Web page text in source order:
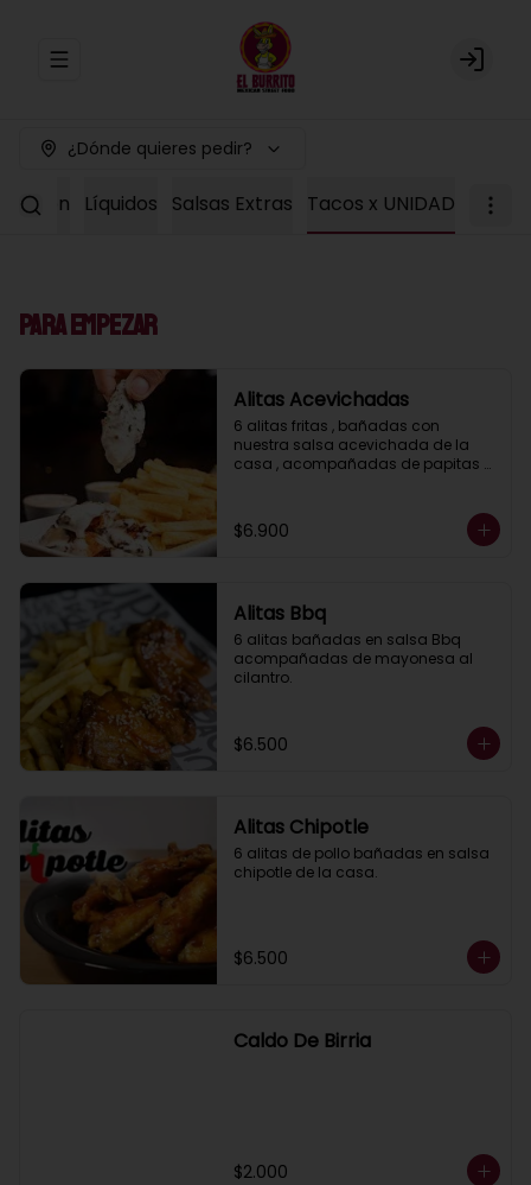
Abrir menu de navegación Login
¿Dónde quieres pedir?
Líquidos Salsas Extras Tacos x UNIDAD
Para Empezar
Alitas Acevichadas
6 alitas fritas , bañadas con
nuestra salsa acevichada de la
casa , acompañadas de papitas
$6.900
Alitas Bbq
6 alitas bañadas en salsa Bbq
acompañadas de mayonesa al
cilantro.
$6.500
Alitas Chipotle
6 alitas de pollo bañadas en salsa
chipotle de la casa.
$6.500
Caldo De Birria
$2.000